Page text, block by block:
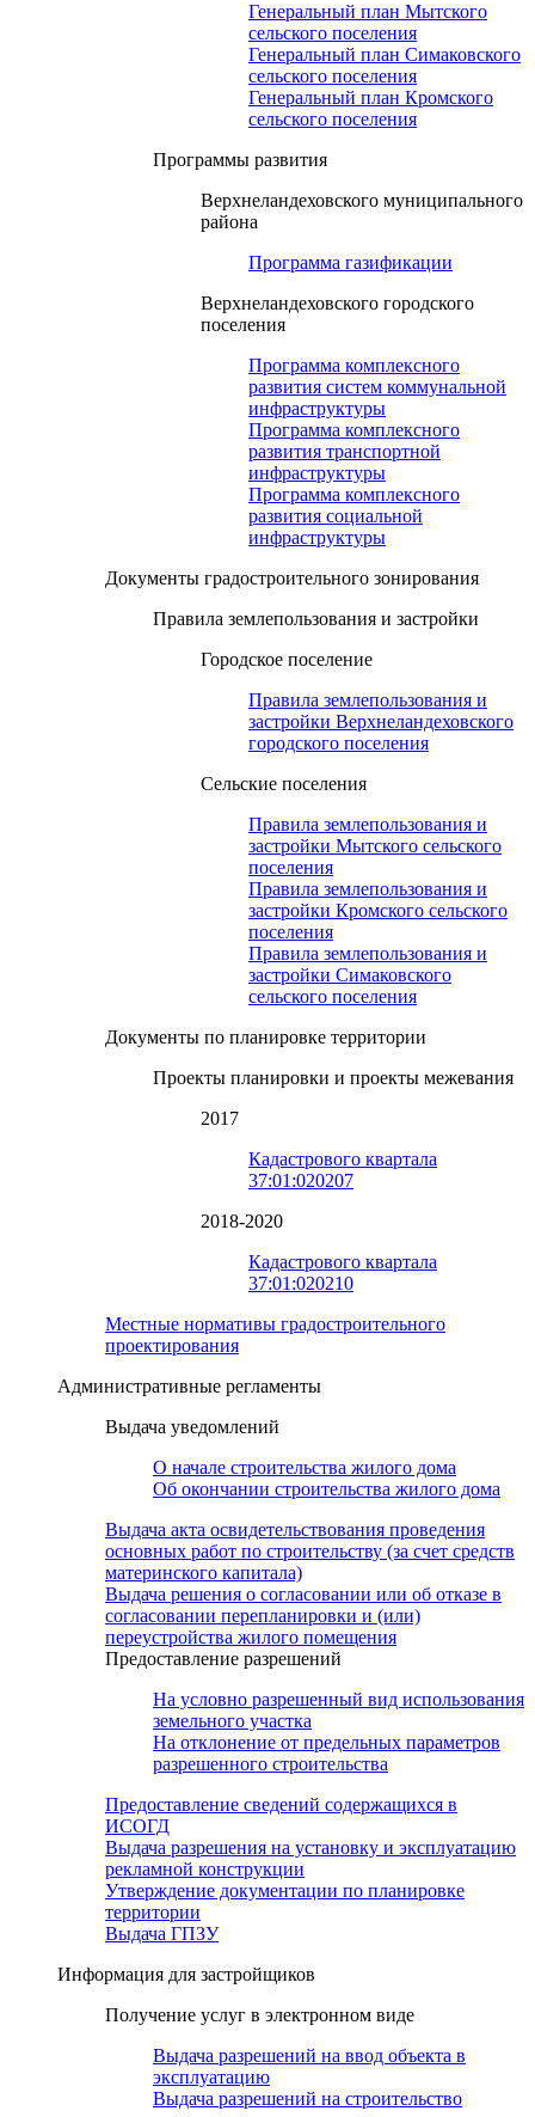
Генеральный план Мытского
сельского поселения
Генеральный план Симаковского
сельского поселения
Генеральный план Кромского
сельского поселения
Программы развития
Верхнеландеховского муниципального
района
Программа газификации
Верхнеландеховского городского
поселения
Программа комплексного
развития систем коммунальной
инфраструктуры
Программа комплексного
развития транспортной
инфраструктуры
Программа комплексного
развития социальной
инфраструктуры
Документы градостроительного зонирования
Правила землепользования и застройки
Городское поселение
Правила землепользования и
застройки Верхнеландеховского
городского поселения
Сельские поселения
Правила землепользования и
застройки Мытского сельского
поселения
Правила землепользования и
застройки Кромского сельского
поселения
Правила землепользования и
застройки Симаковского
сельского поселения
Документы по планировке территории
Проекты планировки и проекты межевания
2017
Кадастрового квартала
37:01:020207
2018-2020
Кадастрового квартала
37:01:020210
Местные нормативы градостроительного
проектирования
Административные регламенты
Выдача уведомлений
О начале строительства жилого дома
Об окончании строительства жилого дома
Выдача акта освидетельствования проведения
основных работ по строительству (за счет средств
материнского капитала)
Выдача решения о согласовании или об отказе в
согласовании перепланировки и (или)
переустройства жилого помещения
Предоставление разрешений
На условно разрешенный вид использования
земельного участка
На отклонение от предельных параметров
разрешенного строительства
Предоставление сведений содержащихся в
ИСОГД
Выдача разрешения на установку и эксплуатацию
рекламной конструкции
Утверждение документации по планировке
территории
Выдача ГПЗУ
Информация для застройщиков
Получение услуг в электронном виде
Выдача разрешений на ввод объекта в
эксплуатацию
Выдача разрешений на строительство